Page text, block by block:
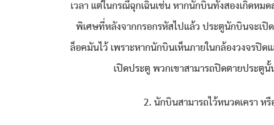
เวลา แต่ในกรณีฉุกเฉินเช่น หากนักบินทั้งสองเกิดหม
พิเศษที่หลังจากกรอกรหัสไปแล้ว ประตูนักบินจะเปิ
ล็อคมันไว้ เพราะหากนักบินเห็นภายในกล้องวงจรปิด
เปิดประตู พวกเขาสามารถปิดตายประตูนั้
2. นักบินสามารถไว้หนวดเครา หรื